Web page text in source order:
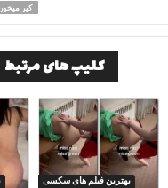
کیر
کلیپ های مرتبط
بهترین فیلم های سکسی